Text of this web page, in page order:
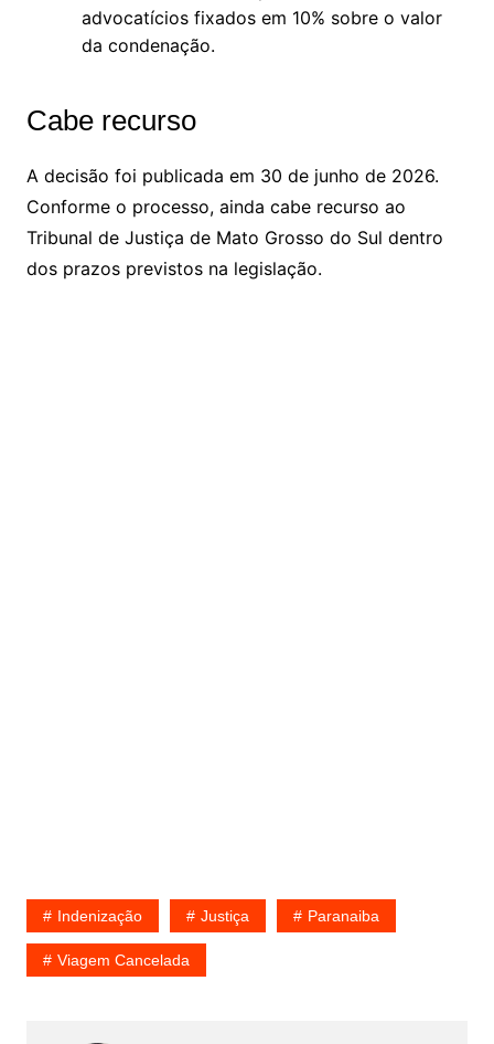
advocatícios fixados em 10% sobre o valor
da condenação.
Cabe recurso
A decisão foi publicada em 30 de junho de 2026.
Conforme o processo, ainda cabe recurso ao
Tribunal de Justiça de Mato Grosso do Sul dentro
dos prazos previstos na legislação.
Indenização Justiça Paranaiba
Viagem Cancelada